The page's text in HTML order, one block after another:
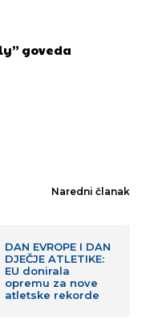
goveda
Naredni članak
DAN EVROPE I DAN
DJEČJE ATLETIKE:
EU donirala
opremu za nove
atletske rekorde